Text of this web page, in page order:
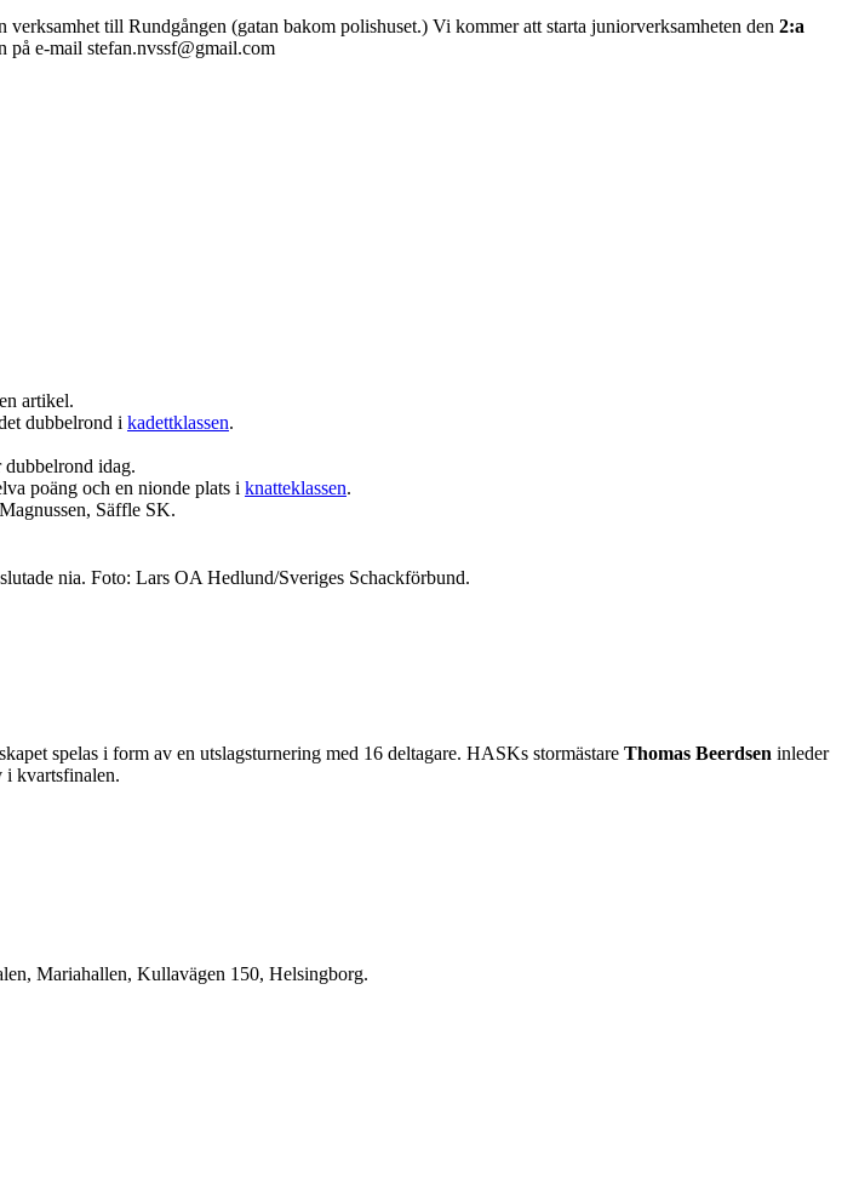
till Rundgången (gatan bakom polishuset.) Vi kommer att starta juniorverksamheten den 2:a
e-mail stefan.nvssf@gmail.com
artikel.
dubbelrond i kadettklassen.
idag.
poäng och en nionde plats i knatteklassen.
Säffle SK.
nia. Foto: Lars OA Hedlund/Sveriges Schackförbund.
spelas i form av en utslagsturnering med 16 deltagare. HASKs stormästare Thomas Beerdsen inleder
i kvartsfinalen.
Mariahallen, Kullavägen 150, Helsingborg.